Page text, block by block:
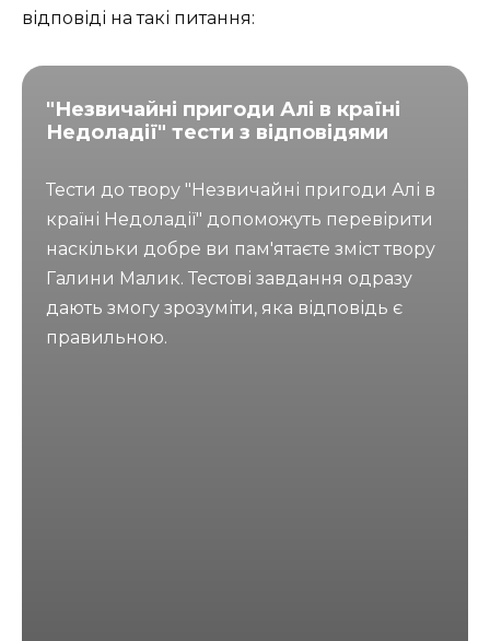
відповіді на такі питання:
"Незвичайні пригоди Алі в країні
Недоладії" тести з відповідями
Тести до твору "Незвичайні пригоди Алі в
країні Недоладії" допоможуть перевірити
наскільки добре ви пам'ятаєте зміст твору
Галини Малик. Тестові завдання одразу
дають змогу зрозуміти, яка відповідь є
правильною.